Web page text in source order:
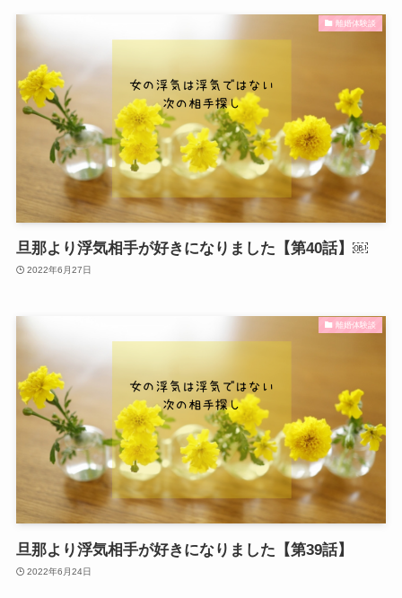
離婚体験談
旦那より浮気相手が好きになりました【第40話】￼
2022年6月27日
離婚体験談
旦那より浮気相手が好きになりました【第39話】
2022年6月24日